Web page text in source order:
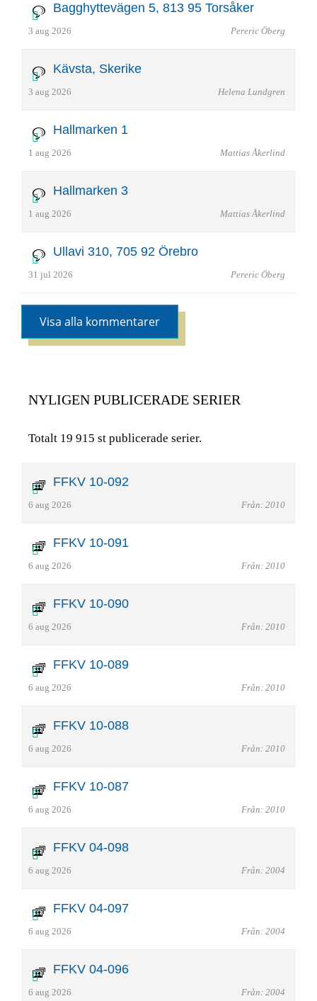
Bagghyttevägen 5, 813 95 Torsåker
3 aug 2026 Pereric Öberg
Kävsta, Skerike
3 aug 2026 Helena Lundgren
Hallmarken 1
1 aug 2026 Mattias Åkerlind
Hallmarken 3
1 aug 2026 Mattias Åkerlind
Ullavi 310, 705 92 Örebro
31 jul 2026 Pereric Öberg
Visa alla kommentarer
NYLIGEN PUBLICERADE SERIER
Totalt 19 915 st publicerade serier.
FFKV 10-092
6 aug 2026 Från: 2010
FFKV 10-091
6 aug 2026 Från: 2010
FFKV 10-090
6 aug 2026 Från: 2010
FFKV 10-089
6 aug 2026 Från: 2010
FFKV 10-088
6 aug 2026 Från: 2010
FFKV 10-087
6 aug 2026 Från: 2010
FFKV 04-098
6 aug 2026 Från: 2004
FFKV 04-097
6 aug 2026 Från: 2004
FFKV 04-096
6 aug 2026 Från: 2004